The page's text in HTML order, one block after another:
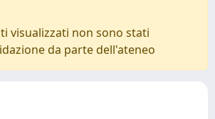
visualizzati non sono stati
da parte dell'ateneo